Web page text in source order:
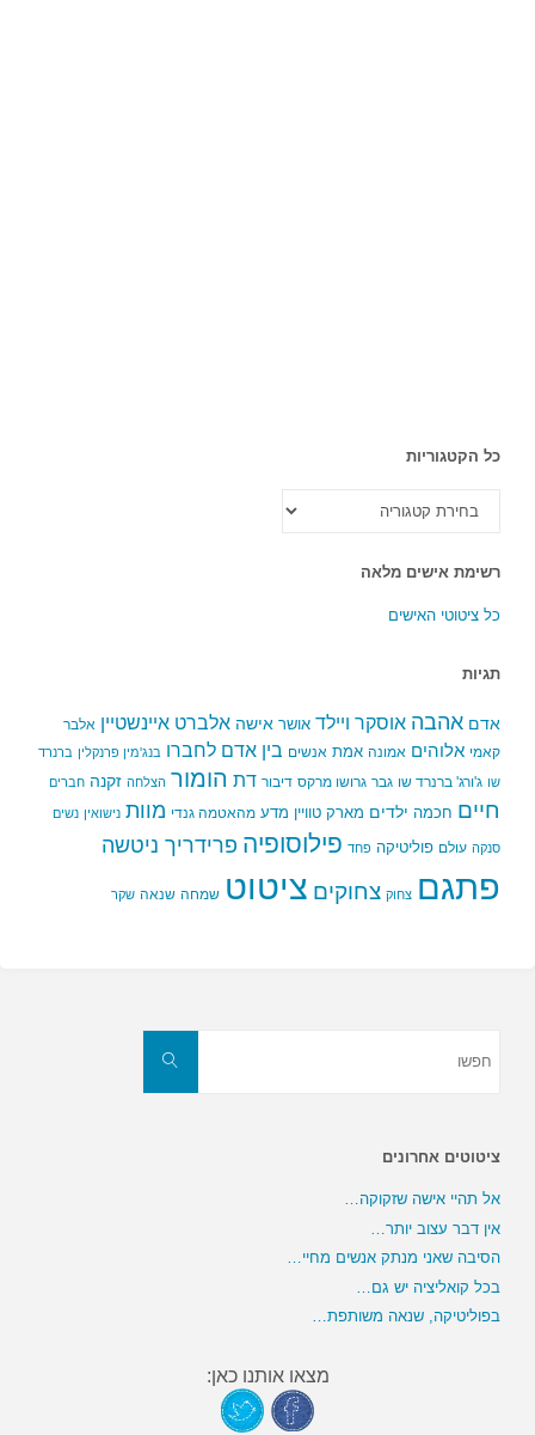
כל הקטגוריות
הקטגוריות
רשימת אישים מלאה
כל ציטוטי האישים
תגיות
אדם אהבה אוסקר ויילד אושר אישה אלברט איינשטיין אלבר
קאמי אלוהים אמונה אמת אנשים בין אדם לחברו בנג'מין פרנקלין ברנרד
שו ג'ורג' ברנרד שו גבר גרושו מרקס דיבור דת הומור הצלחה זקנה חברים
חיים חכמה ילדים מארק טוויין מדע מהאטמה גנדי מוות נישואין נשים
סנקה עולם פוליטיקה פחד פילוסופיה פרידריך ניטשה
פתגם צחוק צחוקים ציטוט שמחה שנאה שקר
חפשו
ציטוטים אחרונים
אל תהיי אישה שזקוקה…
אין דבר עצוב יותר…
הסיבה שאני מנתק אנשים מחיי…
בכל קואליציה יש גם…
בפוליטיקה, שנאה משותפת…
מצאו אותנו כאן: